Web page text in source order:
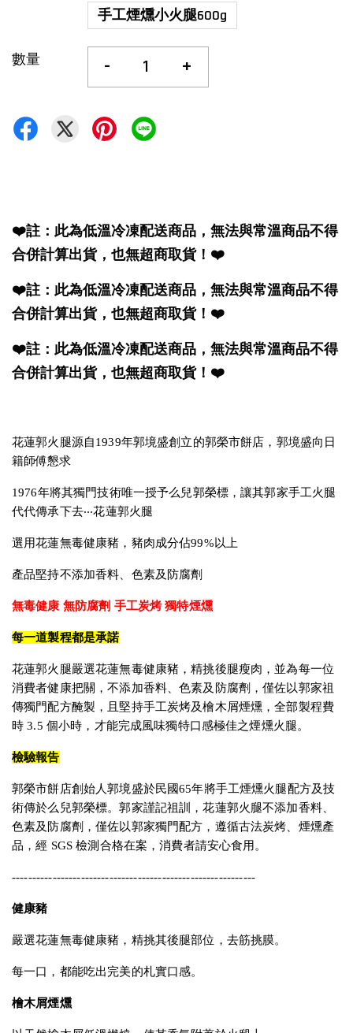
手工煙燻小火腿600g
數量 - +
❤️註：此為低溫冷凍配送商品，無法與常溫商品不得
合併計算出貨，也無超商取貨！❤️
❤️註：此為低溫冷凍配送商品，無法與常溫商品不得
合併計算出貨，也無超商取貨！❤️
❤️註：此為低溫冷凍配送商品，無法與常溫商品不得
合併計算出貨，也無超商取貨！❤️
花蓮郭火腿源自1939年郭境盛創立的郭榮市餅店，郭境盛向日
籍師傅懇求
1976年將其獨門技術唯一授予么兒郭榮標，讓其郭家手工火腿
代代傳承下去‧‧‧花蓮郭火腿
選用花蓮無毒健康豬，豬肉成分佔99%以上
產品堅持不添加香料、色素及防腐劑
無毒健康 無防腐劑 手工炭烤 獨特煙燻
每一道製程都是承諾
花蓮郭火腿嚴選花蓮無毒健康豬，精挑後腿瘦肉，並為每一位
消費者健康把關，不添加香料、色素及防腐劑，僅佐以郭家祖
傳獨門配方醃製，且堅持手工炭烤及檜木屑煙燻，全部製程費
時 3.5 個小時，才能完成風味獨特口感極佳之煙燻火腿。
檢驗報告
郭榮市餅店創始人郭境盛於民國65年將手工煙燻火腿配方及技
術傳於么兒郭榮標。郭家謹記祖訓，花蓮郭火腿不添加香料、
色素及防腐劑，僅佐以郭家獨門配方，遵循古法炭烤、煙燻產
品，經 SGS 檢測合格在案，消費者請安心食用。
------------------------------------------------------------
健康豬
嚴選花蓮無毒健康豬，精挑其後腿部位，去筋挑膜。
每一口，都能吃出完美的札實口感。
檜木屑煙燻